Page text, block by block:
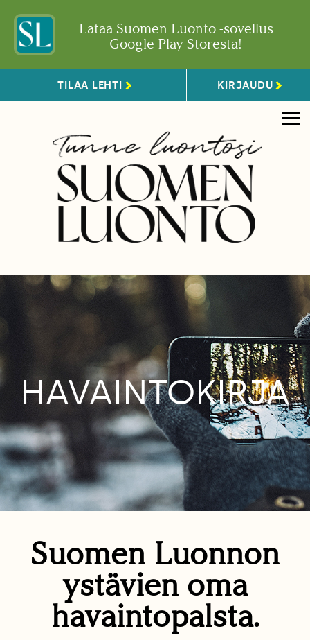
Lataa Suomen Luonto -sovellus
Google Play Storesta!
TILAA LEHTI KIRJAUDU
HAVAINTOKIRJA
Suomen Luonnon
ystävien oma
havaintopalsta.